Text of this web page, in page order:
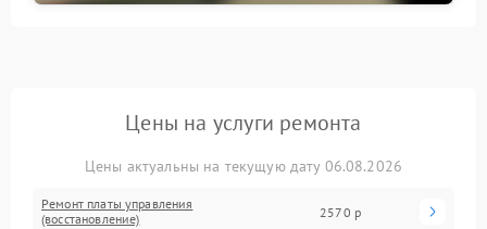
Цены на услуги ремонта
Цены актуальны на текущую дату 06.08.2026
Ремонт платы управления
(восстановление)
2570 р